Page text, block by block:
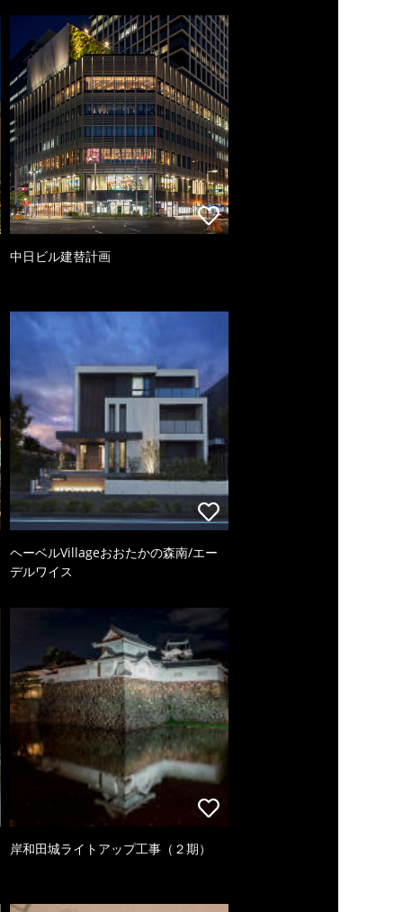
中日ビル建替計画
ヘーベルVillageおおたかの森南/エー
デルワイス
岸和田城ライトアップ工事（２期）